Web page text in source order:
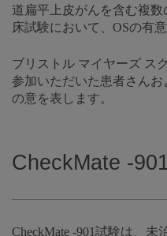
道扁平上皮がんを含む複
床試験において、OSの有
ブリストル マイヤーズ ス
参加いただいた患者さん
の意を表します。
CheckMate -
CheckMate -901試験は、